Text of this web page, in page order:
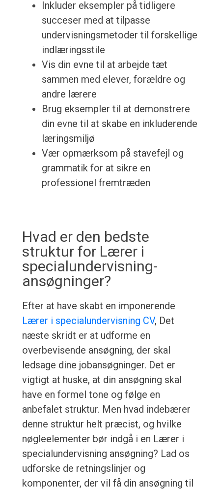
Inkluder eksempler på tidligere
succeser med at tilpasse
undervisningsmetoder til forskellige
indlæringsstile
Vis din evne til at arbejde tæt
sammen med elever, forældre og
andre lærere
Brug eksempler til at demonstrere
din evne til at skabe en inkluderende
læringsmiljø
Vær opmærksom på stavefejl og
grammatik for at sikre en
professionel fremtræden
Hvad er den bedste
struktur for Lærer i
specialundervisning-
ansøgninger?
Efter at have skabt en imponerende
Lærer i specialundervisning CV, Det
næste skridt er at udforme en
overbevisende ansøgning, der skal
ledsage dine jobansøgninger. Det er
vigtigt at huske, at din ansøgning skal
have en formel tone og følge en
anbefalet struktur. Men hvad indebærer
denne struktur helt præcist, og hvilke
nøgleelementer bør indgå i en Lærer i
specialundervisning ansøgning? Lad os
udforske de retningslinjer og
komponenter, der vil få din ansøgning til